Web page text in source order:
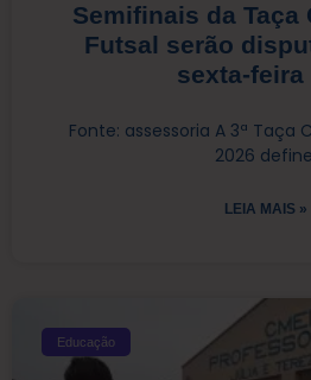
Semifinais da Taça
Futsal serão
sexta-feira
Fonte: assessoria A 3ª Taça
2026
LEIA MAIS »
Educação